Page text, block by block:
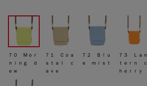
７０ Ｍｏｒ
ｎｉｎｇ ｄ
ｅｗ
７１ Ｃｏａ
ｓｔａｌ ｃ
ａｖｅ
７２ Ｂｌｕ
ｅ ｍｉｓｔ
７３ Ｌａｎ
ｔｅｒｎ ｃ
ｈｅｒｒｙ